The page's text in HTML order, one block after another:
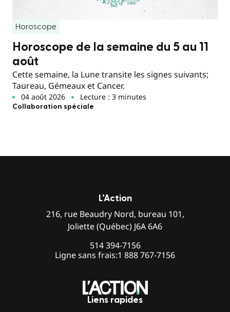
Horoscope
Horoscope de la semaine du 5 au 11
août
Cette semaine, la Lune transite les signes suivants;
Taureau, Gémeaux et Cancer.
04 août 2026 Lecture : 3 minutes
Collaboration spéciale
L’Action
216, rue Beaudry Nord, bureau 101,
Joliette (Québec) J6A 6A6
514 394-7156
Ligne sans frais:1 888 767-7156
Liens rapides